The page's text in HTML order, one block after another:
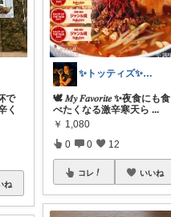
で
く
ね
✨トッティズ✨ラク✖️ダイエット✨
🕊️ 𝑀𝑦 𝐹𝑎𝑣𝑜𝑟𝑖𝑡𝑒 ✨夜食にも食
べたくなる激辛寒天ら ...
￥ 1,080
0 0 12
コレ いいね